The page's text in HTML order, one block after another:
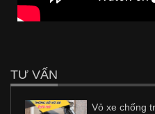
TƯ VẤN
Vỏ xe chống